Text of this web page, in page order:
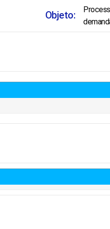
Objeto: